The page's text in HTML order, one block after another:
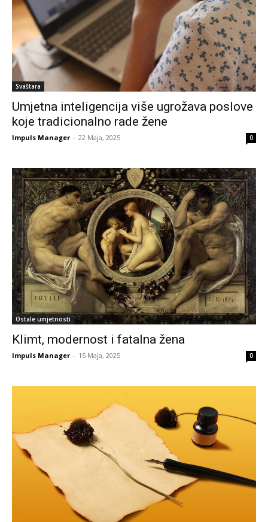
Svaštara
Umjetna inteligencija više ugrožava poslove
koje tradicionalno rade žene
Impuls Manager - 22 Maja, 2025 0
Ostale umjetnosti
Klimt, modernost i fatalna žena
Impuls Manager - 15 Maja, 2025 0